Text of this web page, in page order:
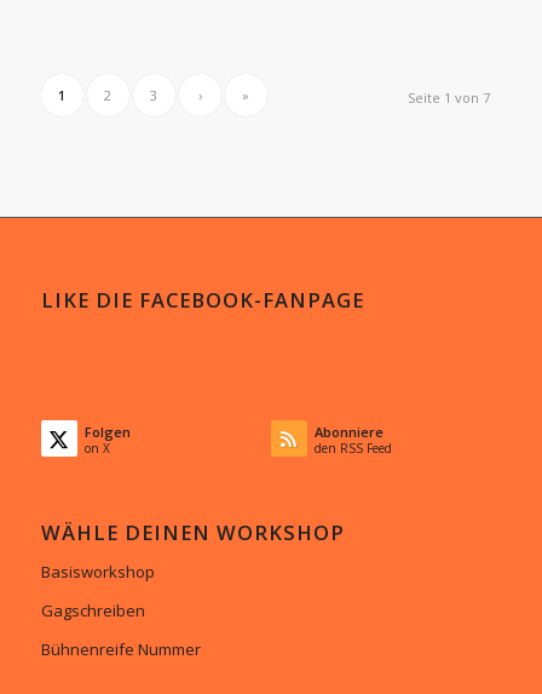
Seite 1 von 7
1 2 3 › »
LIKE DIE FACEBOOK-FANPAGE
Folgen
on X
Abonniere
den RSS Feed
WÄHLE DEINEN WORKSHOP
Basisworkshop
Gagschreiben
Bühnenreife Nummer